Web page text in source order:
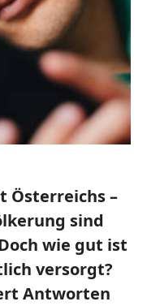
Österreichs –
sind
wie gut ist
versorgt?
Antworten